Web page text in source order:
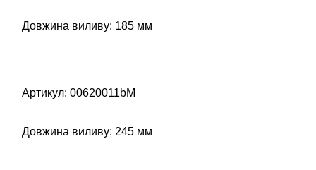
Довжина виливу: 185 мм
Артикул: 00620011bM
Довжина виливу: 245 мм